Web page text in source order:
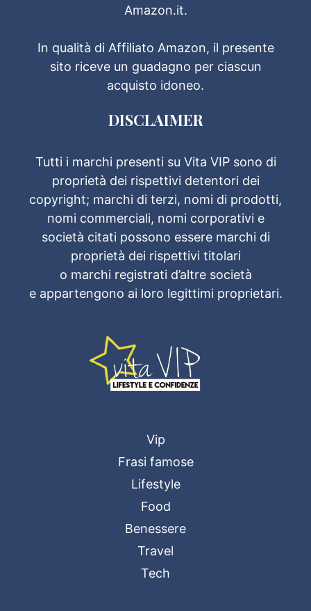
Amazon.it.
In qualità di Affiliato Amazon, il presente
sito riceve un guadagno per ciascun
acquisto idoneo.
DISCLAIMER
Tutti i marchi presenti su Vita VIP sono di
proprietà dei rispettivi detentori dei
copyright; marchi di terzi, nomi di prodotti,
nomi commerciali, nomi corporativi e
società citati possono essere marchi di
proprietà dei rispettivi titolari
o marchi registrati d’altre società
e appartengono ai loro legittimi proprietari.
Vip
Frasi famose
Lifestyle
Food
Benessere
Travel
Tech